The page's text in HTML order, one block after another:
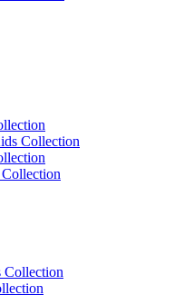
Collection